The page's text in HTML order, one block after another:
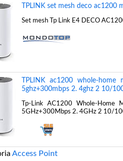
TPLINK set mesh deco ac1200
Set mesh Tp Link E4 DECO
TPLINK ac1200 whole-
5ghz+300mbps 2. 4ghz 2 10/
Tp-Link AC1200 Whole-Home
5GHz+300Mbps 2. 4GHz 2 10/
Access Point